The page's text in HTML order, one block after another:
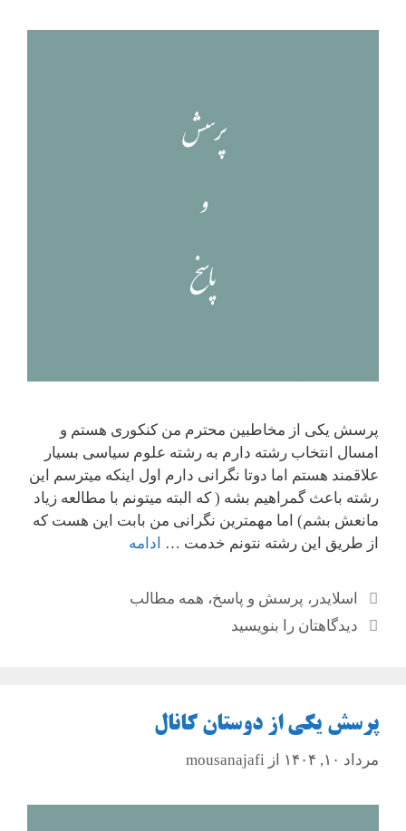
پرسش یکی از مخاطبین محترم من کنکوری هستم و
امسال انتخاب رشته دارم به رشته علوم سیاسی بسیار
علاقمند هستم اما دوتا نگرانی دارم اول اینکه میترسم این
رشته باعث گمراهیم بشه ( که البته میتونم با مطالعه زیاد
مانعش بشم) اما مهمترین نگرانی من بابت این هست که
از طریق این رشته نتونم خدمت …
ادامه
دسته‌ها
اسلایدر ، پرسش و پاسخ، همه مطالب
دیدگاهتان را بنویسید
پرسش یکی از دوستان کانال
مرداد ۱۰, ۱۴۰۴ از mousanajafi